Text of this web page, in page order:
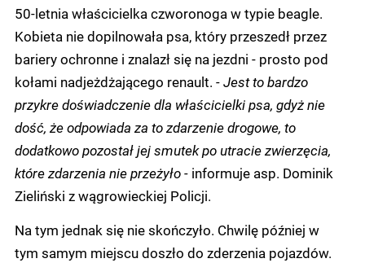
50-letnia właścicielka czworonoga w typie beagle.
Kobieta nie dopilnowała psa, który przeszedł przez
bariery ochronne i znalazł się na jezdni - prosto pod
kołami nadjeżdżającego renault. - Jest to bardzo
przykre doświadczenie dla właścicielki psa, gdyż nie
dość, że odpowiada za to zdarzenie drogowe, to
dodatkowo pozostał jej smutek po utracie zwierzęcia,
które zdarzenia nie przeżyło - informuje asp. Dominik
Zieliński z wągrowieckiej Policji.
Na tym jednak się nie skończyło. Chwilę później w
tym samym miejscu doszło do zderzenia pojazdów.